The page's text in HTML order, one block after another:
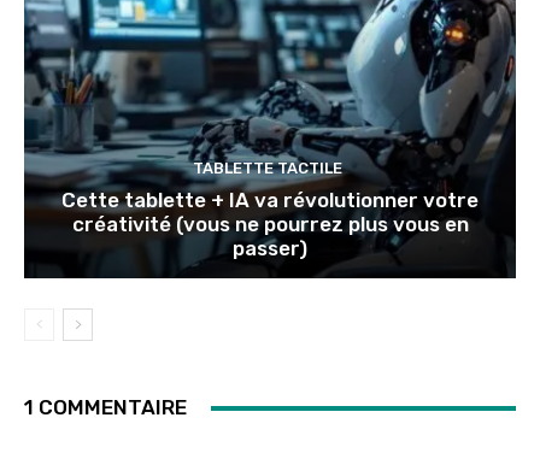
TABLETTE TACTILE
Cette tablette + IA va révolutionner votre
créativité (vous ne pourrez plus vous en
passer)
1 COMMENTAIRE